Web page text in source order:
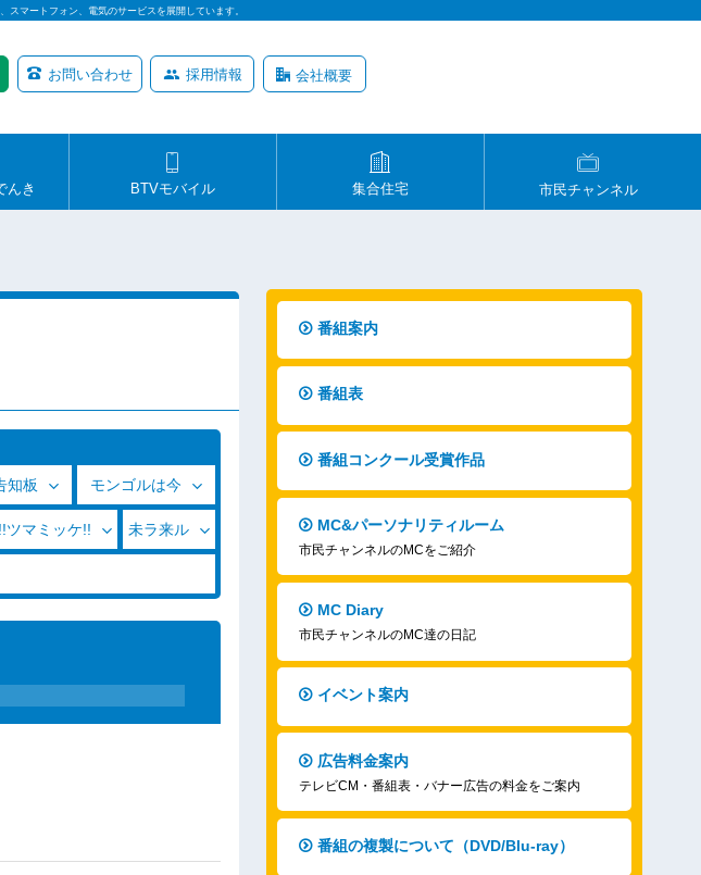
スマートフォン、電気のサービスを展開しています。
お問い合わせ 採用情報 会社概要
んき BTVモバイル 集合住宅 市民チャンネル
知板 モンゴルは今
ツマミッケ!! 未ラ来ル
番組案内
番組表
番組コンクール受賞作品
MC&パーソナリティルーム
市民チャンネルのMCをご紹介
MC Diary
市民チャンネルのMC達の日記
イベント案内
広告料金案内
テレビCM・番組表・バナー広告の料金をご案内
番組の複製について（DVD/Blu-ray）